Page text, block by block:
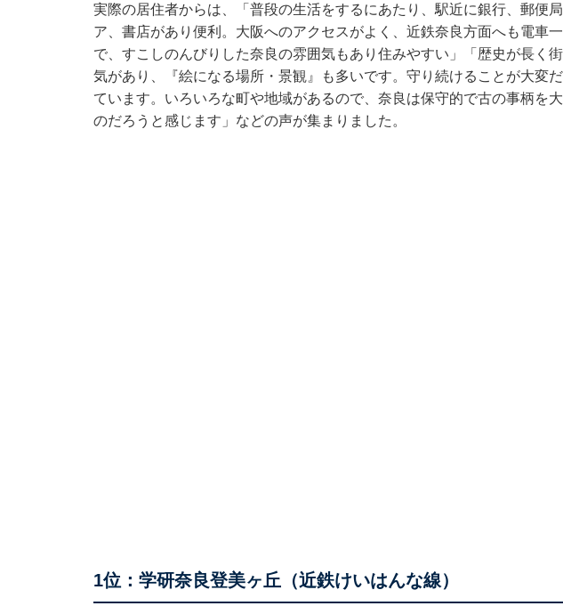
実際の居住者からは、「普段の生活をするにあたり、駅近に銀行、郵便
ア、書店があり便利。大阪へのアクセスがよく、近鉄奈良方面へも電車
で、すこしのんびりした奈良の雰囲気もあり住みやすい」「歴史が長く
気があり、『絵になる場所・景観』も多いです。守り続けることが大変
ています。いろいろな町や地域があるので、奈良は保守的で古の事柄を
のだろうと感じます」などの声が集まりました。
1位：学研奈良登美ヶ丘（近鉄けいはんな線）